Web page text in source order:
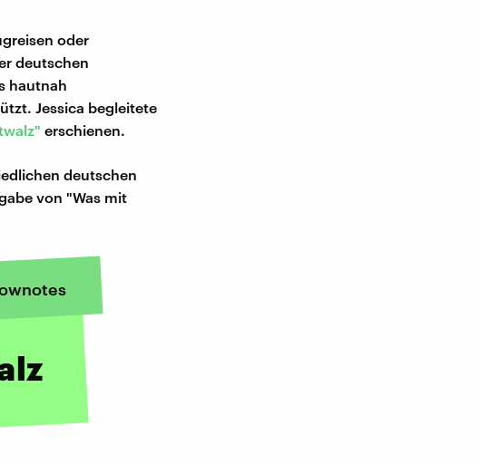
oder
deutschen
hautnah
Jessica begleitete
erschienen.
deutschen
von "Was mit